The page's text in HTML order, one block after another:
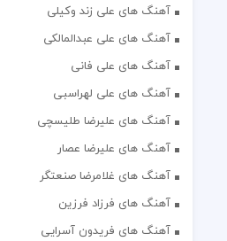
آهنگ های علی زند وکیلی
آهنگ های علی عبدالمالکی
آهنگ های علی فانی
آهنگ های علی لهراسبی
آهنگ های علیرضا طلیسچی
آهنگ های علیرضا عصار
آهنگ های غلامرضا صنعتگر
آهنگ های فرزاد فرزین
آهنگ های فریدون آسرایی